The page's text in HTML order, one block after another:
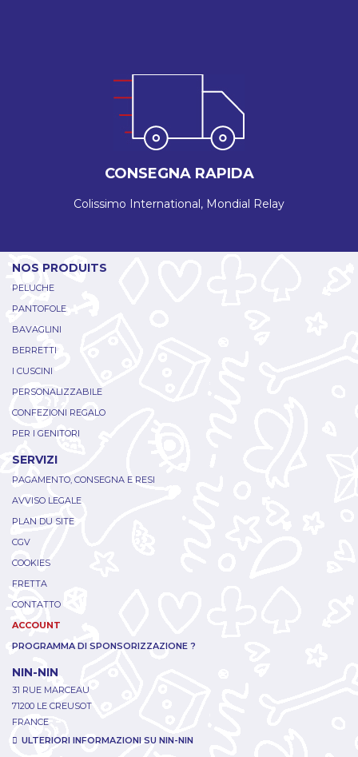
CONSEGNA RAPIDA
Colissimo International, Mondial Relay
NOS PRODUITS
PELUCHE
PANTOFOLE
BAVAGLINI
BERRETTI
I CUSCINI
PERSONALIZZABILE
CONFEZIONI REGALO
PER I GENITORI
SERVIZI
PAGAMENTO, CONSEGNA E RESI
AVVISO LEGALE
PLAN DU SITE
CGV
COOKIES
FRETTA
CONTATTO
ACCOUNT
PROGRAMMA DI SPONSORIZZAZIONE ?
NIN-NIN
31 RUE MARCEAU
71200 LE CREUSOT
FRANCE
ULTERIORI INFORMAZIONI SU NIN-NIN